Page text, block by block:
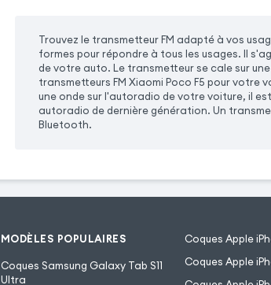
Trouvez le transmetteur FM adapté à vos
formes pour répondre à tous les usages. Il
de votre auto. Le transmetteur se cale sur
transmetteurs FM Xiaomi Poco F5 pour
une onde sur l'autoradio de votre voiture, il
autoradio de dernière génération. Un
Bluetooth.
MODÈLES POPULAIRES
Coques Samsung Galaxy Tab S11
Ultra
Coques Apple
Coques Apple